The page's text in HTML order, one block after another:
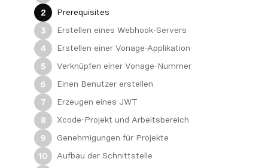
2
Prerequisites
3
Erstellen eines Webhook-Servers
4
Erstellen einer Vonage-Applikation
5
Verknüpfen einer Vonage-Nummer
6
Einen Benutzer erstellen
7
Erzeugen eines JWT
8
Xcode-Projekt und Arbeitsbereich
9
Genehmigungen für Projekte
10
Aufbau der Schnittstelle